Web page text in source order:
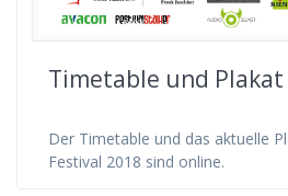
Timetable und
Der Timetable und das aktuelle
Festival 2018 sind